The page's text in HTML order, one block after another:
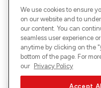
We use cookies to ensure
on our website and to
our content. You can
seamless user experience
anytime by clicking on the "
bottom of the page. For
our Privacy Policy
Accept